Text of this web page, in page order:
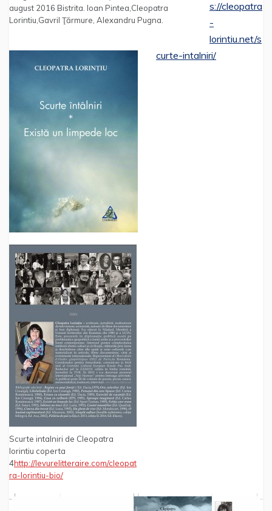
august 2016 Bistrita. Ioan Pintea,Cleopatra
Lorintiu,Gavril Ţărmure, Alexandru Pugna.
s://cleopatra
-
lorintiu.net/s
curte-intalniri/
Scurte intalniri de Cleopatra
lorintiu coperta
4http://levurelitteraire.com/cleopat
ra-lorintiu-bio/